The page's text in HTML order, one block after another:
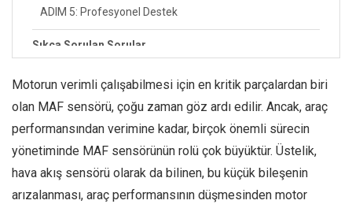
ADIM 5: Profesyonel Destek
Sıkça Sorulan Sorular
Motorun verimli çalışabilmesi için en kritik parçalardan biri
olan MAF sensörü, çoğu zaman göz ardı edilir. Ancak, araç
performansından verimine kadar, birçok önemli sürecin
yönetiminde MAF sensörünün rolü çok büyüktür. Üstelik,
hava akış sensörü olarak da bilinen, bu küçük bileşenin
arızalanması, araç performansının düşmesinden motor